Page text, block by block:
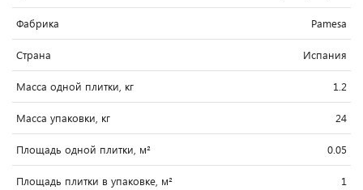
Фабрика Pamesa
Страна Испания
Масса одной плитки, кг 1.2
Масса упаковки, кг 24
Площадь одной плитки, м² 0.05
Площадь плитки в упаковке, м² 1